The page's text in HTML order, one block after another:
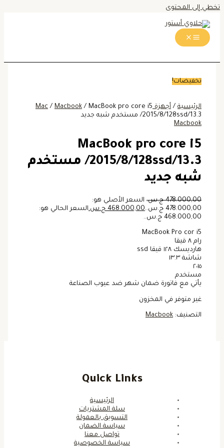
تخطي إلى المحتوى
تخفيضات!
الرئيسية /أجهزة Mac / Macbook/ MacBook pro core i5
2015/8/128ssd/13.3/ مستخدم شبه جديد
Macbook
MacBook pro core i5
2015/8/128ssd/13.3/ مستخدم
شبه جديد
478.000,00 ج.س. السعر الأصلي هو:
478.000,00 ج.س..
468.000,00 ج.س.السعر الحالي هو:
468.000,00 ج.س..
MacBook Pro cor i5
رام ٨ قيقا
هارديسك ١٢٨ قيقا ssd
شاشة ١٣.٣
٢٠١٥
مستخدم
يأتي مع فاتورة ضمان شهر ضد عيوب الصناعة
غير متوفر في المخزون
التصنيف:Macbook
Quick Links
الرئيسية
سلة المشتريات
التسويق بالعمولة
سياسة الضمان
تواصل معنا
سياسة الخصوصية